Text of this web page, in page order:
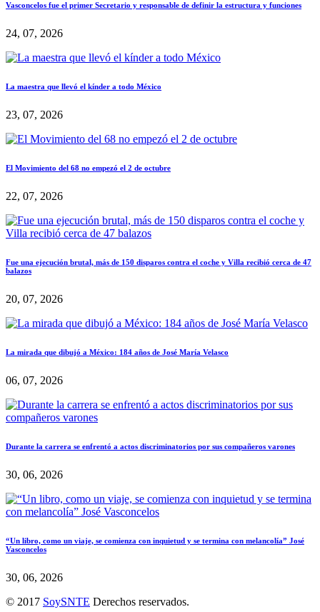
Vasconcelos fue el primer Secretario y responsable de definir la estructura y funciones
24, 07, 2026
La maestra que llevó el kínder a todo México
23, 07, 2026
El Movimiento del 68 no empezó el 2 de octubre
22, 07, 2026
Fue una ejecución brutal, más de 150 disparos contra el coche y Villa recibió cerca de 47
balazos
20, 07, 2026
La mirada que dibujó a México: 184 años de José María Velasco
06, 07, 2026
Durante la carrera se enfrentó a actos discriminatorios por sus compañeros varones
30, 06, 2026
“Un libro, como un viaje, se comienza con inquietud y se termina con melancolía” José
Vasconcelos
30, 06, 2026
© 2017 SoySNTE Derechos reservados.